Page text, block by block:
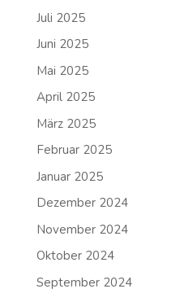
Juli 2025
Juni 2025
Mai 2025
April 2025
März 2025
Februar 2025
Januar 2025
Dezember 2024
November 2024
Oktober 2024
September 2024